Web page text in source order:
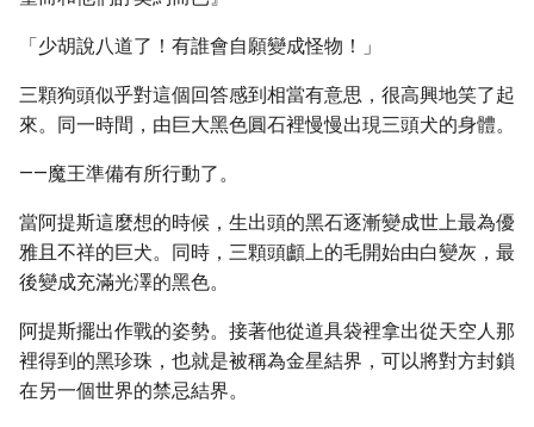
「少胡說八道了！有誰會自願變成怪物！」
三顆狗頭似乎對這個回答感到相當有意思，很高興地笑了起
來。同一時間，由巨大黑色圓石裡慢慢出現三頭犬的身體。
——魔王準備有所行動了。
當阿提斯這麼想的時候，生出頭的黑石逐漸變成世上最為優
雅且不祥的巨犬。同時，三顆頭顱上的毛開始由白變灰，最
後變成充滿光澤的黑色。
阿提斯擺出作戰的姿勢。接著他從道具袋裡拿出從天空人那
裡得到的黑珍珠，也就是被稱為金星結界，可以將對方封鎖
在另一個世界的禁忌結界。